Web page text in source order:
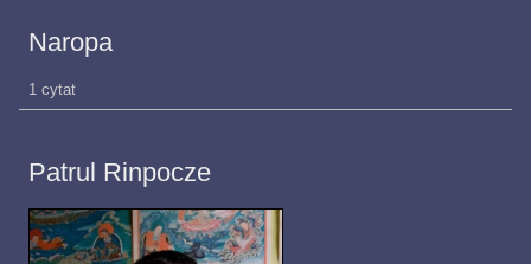
Naropa
1 cytat
Patrul Rinpocze